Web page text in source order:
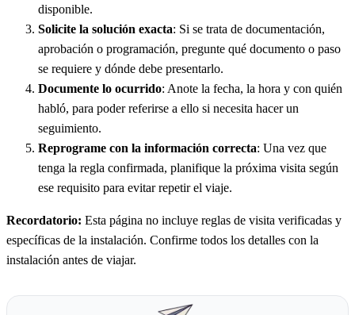
disponible.
Solicite la solución exacta: Si se trata de documentación,
aprobación o programación, pregunte qué documento o paso
se requiere y dónde debe presentarlo.
Documente lo ocurrido: Anote la fecha, la hora y con quién
habló, para poder referirse a ello si necesita hacer un
seguimiento.
Reprograme con la información correcta: Una vez que
tenga la regla confirmada, planifique la próxima visita según
ese requisito para evitar repetir el viaje.
Recordatorio: Esta página no incluye reglas de visita verificadas y
específicas de la instalación. Confirme todos los detalles con la
instalación antes de viajar.